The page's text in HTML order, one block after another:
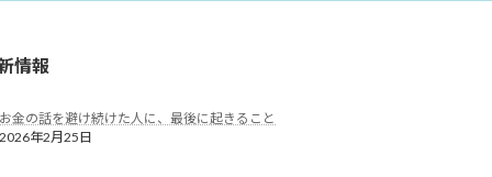
情報
お金の話を避け続けた人に、最後に起きること
2026年2月25日